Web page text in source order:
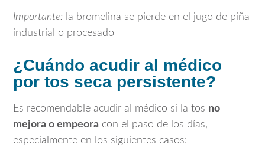
Importante: la bromelina se pierde en el jugo de piña
industrial o procesado
¿Cuándo acudir al médico
por tos seca persistente?
Es recomendable acudir al médico si la tos no
mejora o empeora con el paso de los días,
especialmente en los siguientes casos: